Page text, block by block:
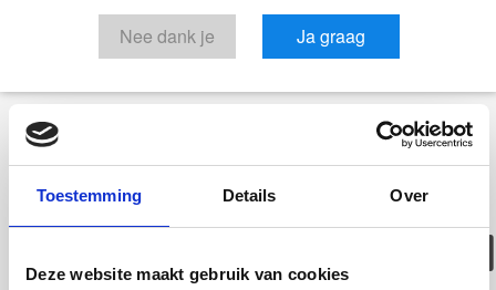
Toestemming Details Over
Deze website maakt gebruik van cookies
Deze woning is
helaas
verhuurd/verwijderd
Nee dank je Ja graag